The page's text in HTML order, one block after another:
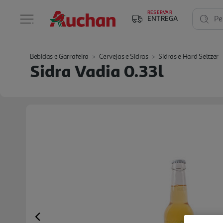
RESERVAR
ENTREGA
Bebidas e Garrafeira Cervejas e Sidras Sidras e Hard Seltzer
Sidra Vadia 0.33l